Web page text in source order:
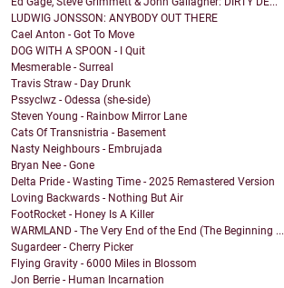
LUDWIG JONSSON: ANYBODY OUT THERE
Cael Anton - Got To Move
DOG WITH A SPOON - I Quit
Mesmerable - Surreal
Travis Straw - Day Drunk
Pssyclwz - Odessa (she-side)
Steven Young - Rainbow Mirror Lane
Cats Of Transnistria - Basement
Nasty Neighbours - Embrujada
Bryan Nee - Gone
Delta Pride - Wasting Time - 2025 Remastered Version
Loving Backwards - Nothing But Air
FootRocket - Honey Is A Killer
WARMLAND - The Very End of the End (The Beginning ...
Sugardeer - Cherry Picker
Flying Gravity - 6000 Miles in Blossom
Jon Berrie - Human Incarnation